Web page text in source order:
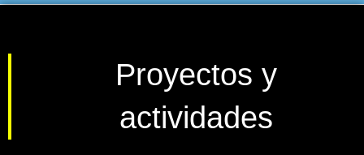
Proyectos y
actividades